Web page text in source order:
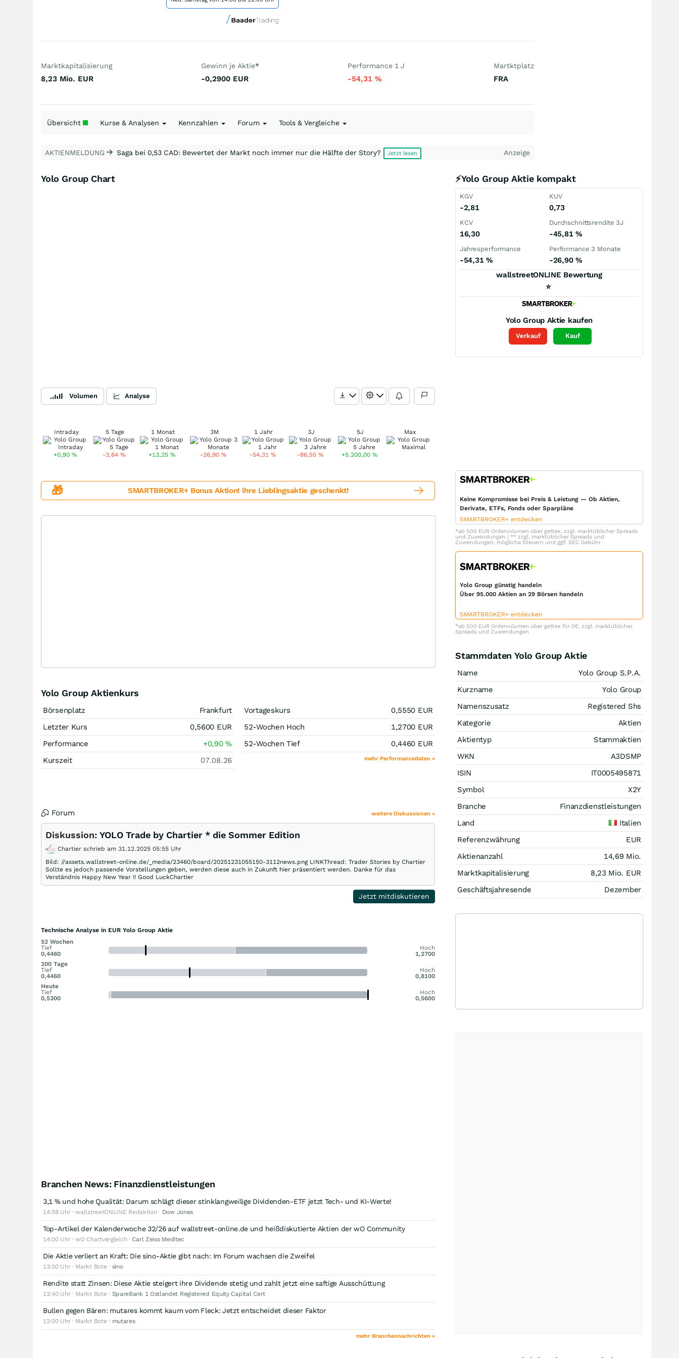
Marktkapitalisierung
8,23 Mio. EUR
Gewinn je Aktie*
-0,2900 EUR
Performance 1 J
-54,31%
Martktplatz
FRA
Übersicht Kurse & Analysen Kennzahlen Forum Tools & Vergleiche
AKTIENMELDUNG Saga bei 0,53 CAD: Bewertet der Markt noch immer nur die Hälfte der Story? Jetzt lesen Anzeige
Yolo Group Chart
Volumen Analyse
Intraday
+0,90%
5 Tage
-3,64 %
1 Monat
+13,25%
3M
-26,90 %
1 Jahr
-54,31 %
3J
-86,55%
5J
+5.200,00 %
Max
⚡Yolo Group Aktie kompakt
KGV
-2,81
KUV
0,73
KCV
16,30
Durchschnittsrendite 3J
-45,81 %
Jahresperformance
-54,31 %
Performance 3 Monate
-26,90 %
wallstreetONLINE Bewertung
⭐
Yolo Group Aktie kaufen
Verkauf Kauf
🎁 SMARTBROKER+ Bonus Aktion! Ihre Lieblingsaktie geschenkt!
Yolo Group Aktienkurs
Börsenplatz
Frankfurt
Letzter Kurs
0,5600 EUR
Performance
+0,90%
Kurszeit
07.08.26
Vortageskurs 0,5550 EUR
52-Wochen Hoch
1,2700 EUR
52-Wochen Tief
0,4460 EUR
mehr Performancedaten »
Forum weitere Diskussionen »
Diskussion: YOLO Trade by Chartier * die Sommer Edition
Chartier schrieb am 31.12.2025 05:55 Uhr
Bild: //assets.wallstreet-online.de/_media/23460/board/20251231055150-3112news.png LINKThread: Trader Stories by Chartier
Sollte es jedoch passende Vorstellungen geben, werden diese auch in Zukunft hier präsentiert werden. Danke für das
Verständnis Happy New Year !! Good LuckChartier
Jetzt mitdiskutieren
Technische Analyse in EUR Yolo Group Aktie
52 Wochen
Tief
0,4460
Hoch
1,2700
200 Tage
Tief
0,4460
Hoch
0,8100
Heute
Tief
0,5300
Hoch
0,5600
Branchen News: Finanzdienstleistungen
3,1 % und hohe Qualität: Darum schlägt dieser stinklangweilige Dividenden-ETF jetzt Tech- und KI-Werte!
14:58 Uhr · wallstreetONLINE Redaktion · Dow Jones
Top-Artikel der Kalenderwoche 32/26 auf wallstreet-online.de und heißdiskutierte Aktien der wO Community
14:00 Uhr · wO Chartvergleich ·Carl Zeiss Meditec
Die Aktie verliert an Kraft: Die sino-Aktie gibt nach: Im Forum wachsen die Zweifel
13:00 Uhr · Markt Bote · sino
Rendite statt Zinsen: Diese Aktie steigert ihre Dividende stetig und zahlt jetzt eine saftige Ausschüttung
12:40 Uhr · Markt Bote · SpareBank 1 Ostlandet Registered Equity Capital Cert
Bullen gegen Bären: mutares kommt kaum vom Fleck: Jetzt entscheidet dieser Faktor
12:00 Uhr · Markt Bote · mutares
mehr Branchennachrichten »
Keine Kompromisse bei Preis & Leistung — Ob Aktien,
Derivate, ETFs, Fonds oder Sparpläne
SMARTBROKER+ entdecken
*ab 500 EUR Ordervolumen über gettex, zzgl. marktüblicher Spreads
und Zuwendungen | ** zzgl. marktüblicher Spreads und
Zuwendungen, mögliche Steuern und ggf. SEC Gebühr
Yolo Group günstig handeln
Über 95.000 Aktien an 29 Börsen handeln
SMARTBROKER+ entdecken
*ab 500 EUR Ordervolumen über gettex für 0€, zzgl. marktüblicher
Spreads und Zuwendungen
Stammdaten Yolo Group Aktie
Name
Yolo Group S.P.A.
Kurzname
Yolo Group
Namenszusatz
Registered Shs
Kategorie
Aktien
Aktientyp
Stammaktien
WKN
A3DSMP
ISIN
IT0005495871
Symbol
X2Y
Branche
Finanzdienstleistungen
Land
Italien
Referenzwährung
EUR
Aktienanzahl
14,69 Mio.
Marktkapitalisierung
8,23 Mio. EUR
Geschäftsjahresende
Dezember